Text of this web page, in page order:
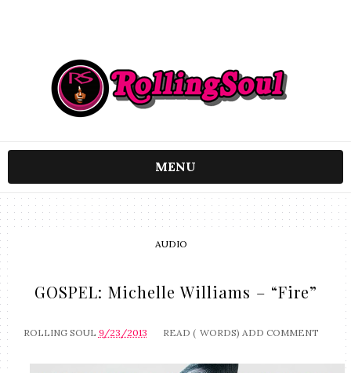
MENU
AUDIO
GOSPEL: Michelle Williams – “Fire”
ROLLING SOUL 9/23/2013 READ ( WORDS) ADD COMMENT